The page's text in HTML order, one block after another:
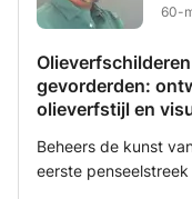
60-
gevorderden:
olieverfstijl en
Beheers de kunst
eerste penseelstreek tot